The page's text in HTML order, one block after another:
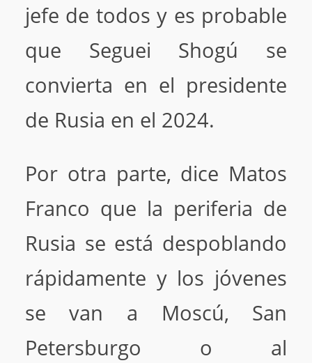
jefe de todos y es probable
que Seguei Shogú se
convierta en el presidente
de Rusia en el 2024.
Por otra parte, dice Matos
Franco que la periferia de
Rusia se está despoblando
rápidamente y los jóvenes
se van a Moscú, San
Petersburgo o al